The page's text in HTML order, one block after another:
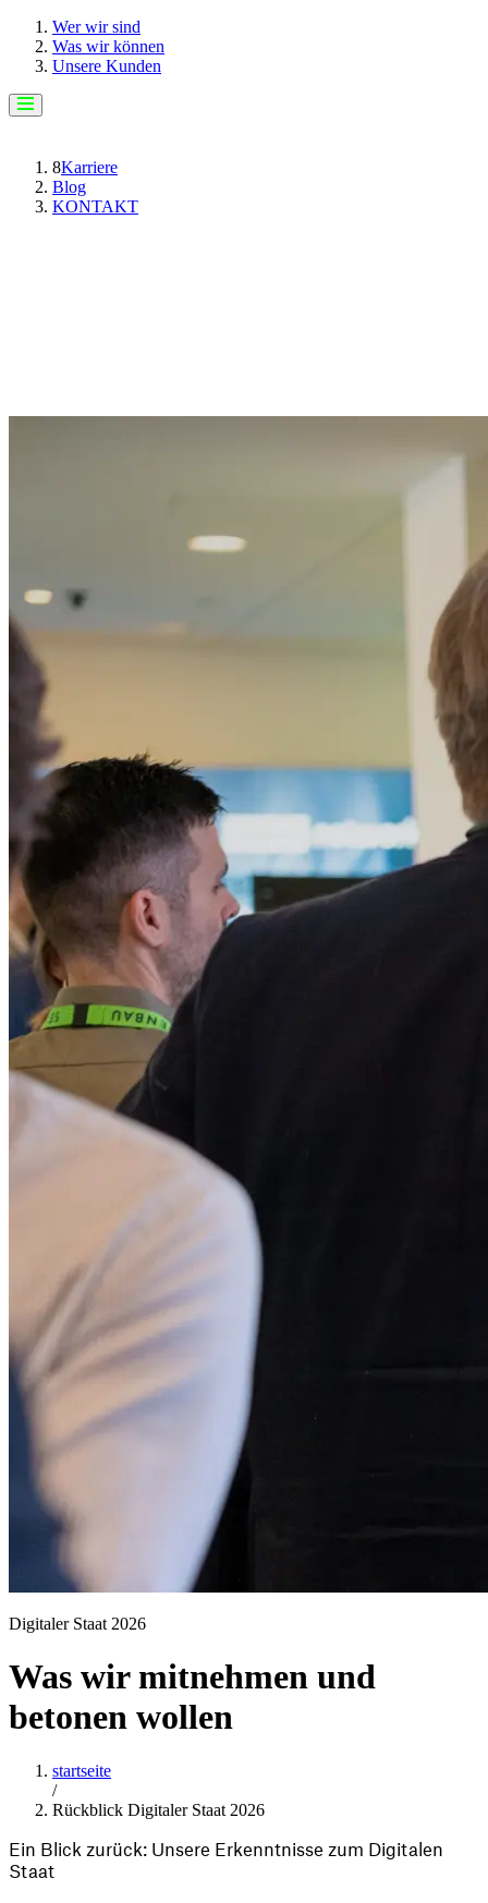
Wer wir sind
Was wir können
Unsere Kunden
8Karriere
Blog
KONTAKT
Digitaler Staat 2026
Was wir mitnehmen und
betonen wollen
startseite
/
Rückblick Digitaler Staat 2026
Ein Blick zurück: Unsere Erkenntnisse zum Digitalen
Staat